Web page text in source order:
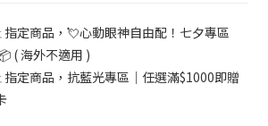
指定商品，💘心動眼神自由配！七夕專區
( 海外不適用 )
指定商品，抗藍光專區｜任選滿$1000即贈